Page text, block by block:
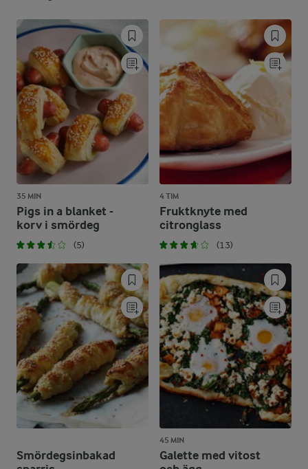
35 MIN
Pigs in a blanket -
korv i smördeg
(5)
4 TIM
Fruktknyte med
citronglass
(13)
Smördegsinbakad
45 MIN
Galette med vitost